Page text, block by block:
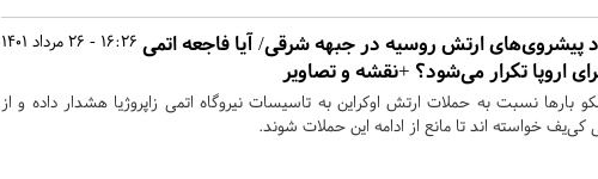
16:26 - 26 مرداد 1401 پیشروی‌های ارتش روسیه در جبهه شرقی/ آیا فاجعه اتمی
اروپا تکرار می‌شود؟ +نقشه و تصاویر
بارها نسبت به حملات ارتش اوکراین به تاسیسات نیروگاه اتمی زاپروژیا هشدار داده و از
کی‌یف خواسته اند تا مانع از ادامه این حملات شوند.